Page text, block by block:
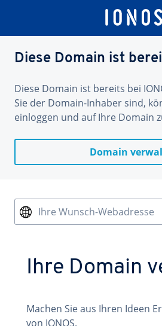
Diese Domain ist
Diese Domain ist bereits bei
Sie der Domain-Inhaber sind,
einloggen und auf Ihre Domain
Domain
Ihre Wunsch-Webadresse
Ihre Domain
Machen Sie aus Ihren Ideen
von IONOS.